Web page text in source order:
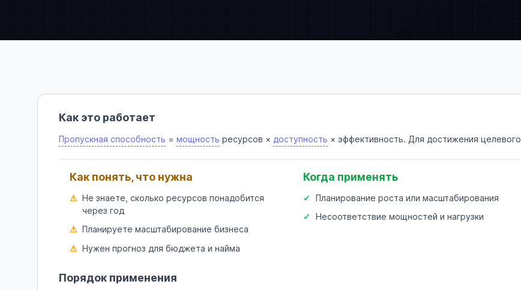
Как это работает
Пропускная способность = мощность ресурсов × доступность × эффективность. Для достижения целевого
Как понять, что нужна
Не знаете, сколько ресурсов понадобится
через год
Планируете масштабирование бизнеса
Нужен прогноз для бюджета и найма
Когда применять
Планирование роста или масштабирования
Несоответствие мощностей и нагрузки
Порядок применения